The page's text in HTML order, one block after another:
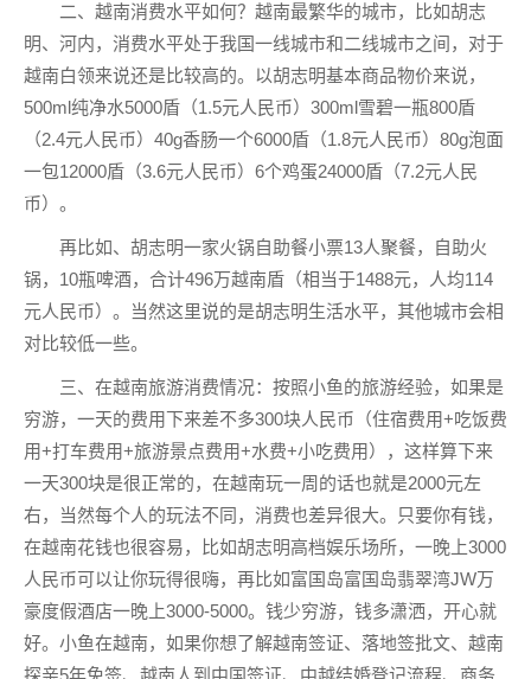
二、越南消费水平如何？越南最繁华的城市，比如胡志
明、河内，消费水平处于我国一线城市和二线城市之间，对于
越南白领来说还是比较高的。以胡志明基本商品物价来说，
500ml纯净水5000盾（1.5元人民币）300ml雪碧一瓶800盾
（2.4元人民币）40g香肠一个6000盾（1.8元人民币）80g泡面
一包12000盾（3.6元人民币）6个鸡蛋24000盾（7.2元人民
币）。
再比如、胡志明一家火锅自助餐小票13人聚餐，自助火
锅，10瓶啤酒，合计496万越南盾（相当于1488元，人均114
元人民币）。当然这里说的是胡志明生活水平，其他城市会相
对比较低一些。
三、在越南旅游消费情况：按照小鱼的旅游经验，如果是
穷游，一天的费用下来差不多300块人民币（住宿费用+吃饭费
用+打车费用+旅游景点费用+水费+小吃费用），这样算下来
一天300块是很正常的，在越南玩一周的话也就是2000元左
右，当然每个人的玩法不同，消费也差异很大。只要你有钱，
在越南花钱也很容易，比如胡志明高档娱乐场所，一晚上3000
人民币可以让你玩得很嗨，再比如富国岛富国岛翡翠湾JW万
豪度假酒店一晚上3000-5000。钱少穷游，钱多潇洒，开心就
好。小鱼在越南，如果你想了解越南签证、落地签批文、越南
探亲5年免签、越南人到中国签证、中越结婚登记流程、商务